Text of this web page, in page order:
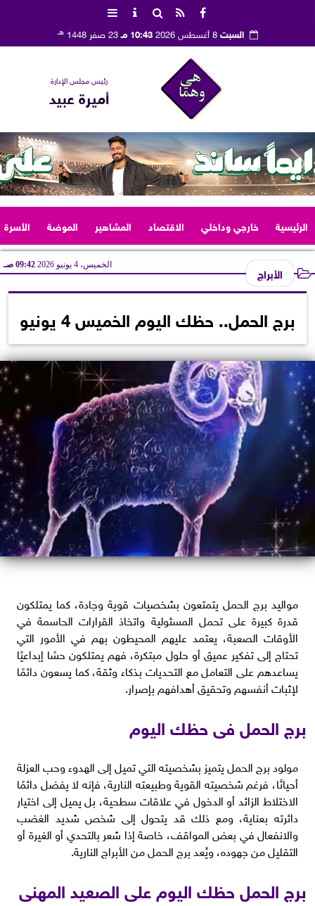
السبت8 أغسطس 2026 10:43 مـ 23 صفر 1448 هـ
رئيس مجلس الإدارة
أميرة عبيد
الرئيسية خارجي وداخلي الاقتصاد المشاهير الموضة الأسرة
الأبراج الخميس، 4 يونيو 2026 09:42 صـ
برج الحمل.. حظك اليوم الخميس 4 يونيو
مواليد برج الحمل يتمتعون بشخصيات قوية وجادة، كما يمتلكون
قدرة كبيرة على تحمل المسئولية واتخاذ القرارات الحاسمة في
الأوقات الصعبة، يعتمد عليهم المحيطون بهم في الأمور التي
تحتاج إلى تفكير عميق أو حلول مبتكرة، فهم يمتلكون حسًا إبداعيًا
يساعدهم على التعامل مع التحديات بذكاء وثقة، كما يسعون دائمًا
لإثبات أنفسهم وتحقيق أهدافهم بإصرار.
برج الحمل فى حظك اليوم
مولود برج الحمل يتميز بشخصيته التي تميل إلى الهدوء وحب العزلة
أحيانًا، فرغم شخصيته القوية وطبيعته النارية، فإنه لا يفضل دائمًا
الاختلاط الزائد أو الدخول في علاقات سطحية، بل يميل إلى اختيار
دائرته بعناية، ومع ذلك قد يتحول إلى شخص شديد الغضب
والانفعال في بعض المواقف، خاصة إذا شعر بالتحدي أو الغيرة أو
التقليل من جهوده، ويُعد برج الحمل من الأبراج النارية.
برج الحمل حظك اليوم على الصعيد المهنى